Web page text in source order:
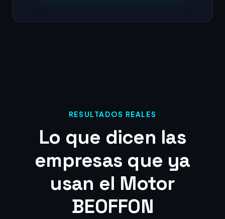
RESULTADOS REALES
Lo que dicen las
empresas que ya
usan el Motor
BEOFFON